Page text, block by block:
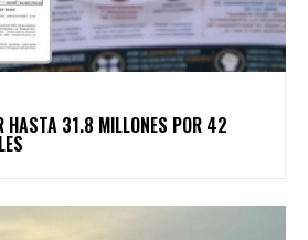
HASTA 31.8 MILLONES POR 42